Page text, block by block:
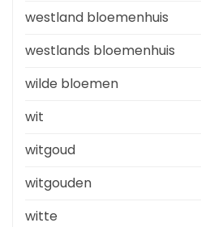
westland bloemenhuis
westlands bloemenhuis
wilde bloemen
wit
witgoud
witgouden
witte